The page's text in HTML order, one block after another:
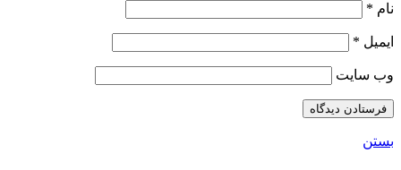
نام *
ایمیل *
وب‌ سایت
بستن